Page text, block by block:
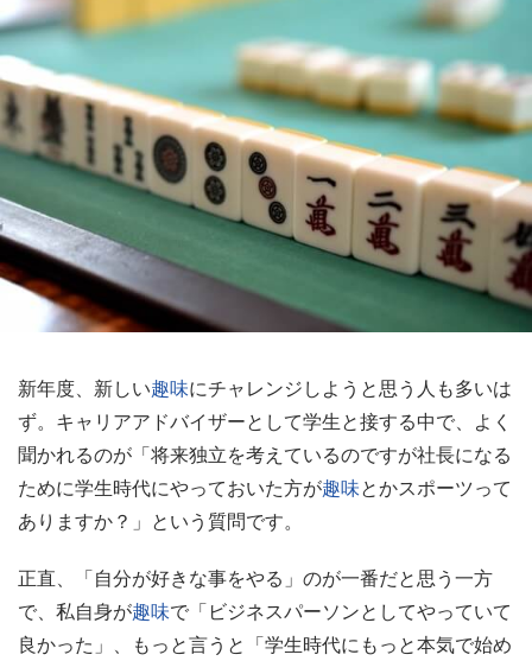
新年度、新しい趣味にチャレンジしようと思う人も多いは
ず。キャリアアドバイザーとして学生と接する中で、よく
聞かれるのが「将来独立を考えているのですが社長になる
ために学生時代にやっておいた方が趣味とかスポーツって
ありますか？」という質問です。
正直、「自分が好きな事をやる」のが一番だと思う一方
で、私自身が趣味で「ビジネスパーソンとしてやっていて
良かった」、もっと言うと「学生時代にもっと本気で始め